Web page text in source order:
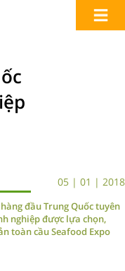
05 | 01 | 2018
đầu Trung Quốc tuyên
nghiệp được lựa chọn,
toàn cầu Seafood Expo